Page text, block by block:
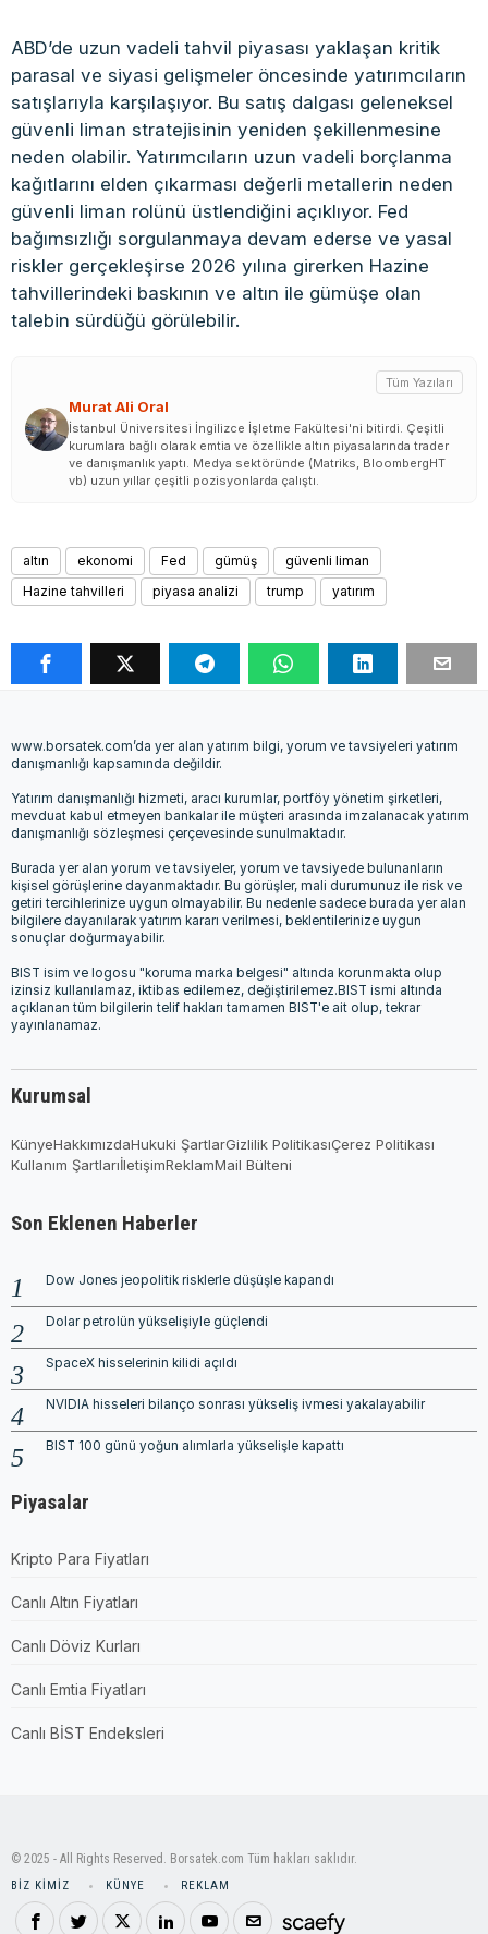
ABD’de uzun vadeli tahvil piyasası yaklaşan kritik
parasal ve siyasi gelişmeler öncesinde yatırımcıların
satışlarıyla karşılaşıyor. Bu satış dalgası geleneksel
güvenli liman stratejisinin yeniden şekillenmesine
neden olabilir. Yatırımcıların uzun vadeli borçlanma
kağıtlarını elden çıkarması değerli metallerin neden
güvenli liman rolünü üstlendiğini açıklıyor. Fed
bağımsızlığı sorgulanmaya devam ederse ve yasal
riskler gerçekleşirse 2026 yılına girerken Hazine
tahvillerindeki baskının ve altın ile gümüşe olan
talebin sürdüğü görülebilir.
Murat Ali Oral
Tüm Yazıları
İstanbul Üniversitesi İngilizce İşletme Fakültesi'ni bitirdi. Çeşitli
kurumlara bağlı olarak emtia ve özellikle altın piyasalarında trader
ve danışmanlık yaptı. Medya sektöründe (Matriks, BloombergHT
vb) uzun yıllar çeşitli pozisyonlarda çalıştı.
altın ekonomi Fed gümüş
güvenli liman
Hazine tahvilleri
piyasa analizi trump yatırım
www.borsatek.com’da yer alan yatırım bilgi, yorum ve tavsiyeleri yatırım
danışmanlığı kapsamında değildir.
Yatırım danışmanlığı hizmeti, aracı kurumlar, portföy yönetim şirketleri,
mevduat kabul etmeyen bankalar ile müşteri arasında imzalanacak yatırım
danışmanlığı sözleşmesi çerçevesinde sunulmaktadır.
Burada yer alan yorum ve tavsiyeler, yorum ve tavsiyede bulunanların
kişisel görüşlerine dayanmaktadır. Bu görüşler, mali durumunuz ile risk ve
getiri tercihlerinize uygun olmayabilir. Bu nedenle sadece burada yer alan
bilgilere dayanılarak yatırım kararı verilmesi, beklentilerinize uygun
sonuçlar doğurmayabilir.
BIST isim ve logosu "koruma marka belgesi" altında korunmakta olup
izinsiz kullanılamaz, iktibas edilemez, değiştirilemez.BIST ismi altında
açıklanan tüm bilgilerin telif hakları tamamen BIST'e ait olup, tekrar
yayınlanamaz.
Kurumsal
KünyeHakkımızdaHukuki ŞartlarGizlilik PolitikasıÇerez Politikası
Kullanım ŞartlarıİletişimReklamMail Bülteni
Son Eklenen Haberler
Dow Jones jeopolitik risklerle düşüşle kapandı
Dolar petrolün yükselişiyle güçlendi
SpaceX hisselerinin kilidi açıldı
NVIDIA hisseleri bilanço sonrası yükseliş ivmesi yakalayabilir
BIST 100 günü yoğun alımlarla yükselişle kapattı
Piyasalar
Kripto Para Fiyatları
Canlı Altın Fiyatları
Canlı Döviz Kurları
Canlı Emtia Fiyatları
Canlı BİST Endeksleri
© 2025 - All Rights Reserved. Borsatek.com Tüm hakları saklıdır.
BIZ KIMIZ KÜNYE REKLAM